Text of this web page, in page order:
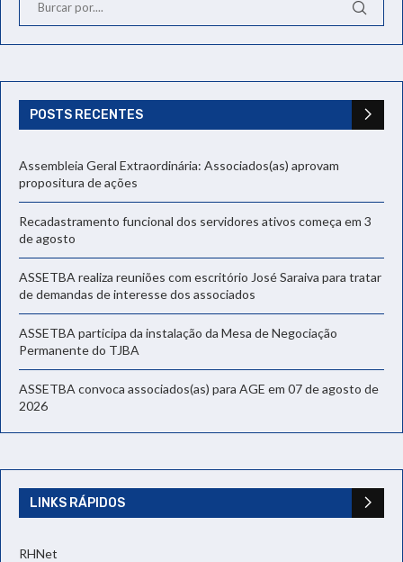
POSTS RECENTES
Assembleia Geral Extraordinária: Associados(as) aprovam
propositura de ações
Recadastramento funcional dos servidores ativos começa em 3
de agosto
ASSETBA realiza reuniões com escritório José Saraiva para tratar
de demandas de interesse dos associados
ASSETBA participa da instalação da Mesa de Negociação
Permanente do TJBA
ASSETBA convoca associados(as) para AGE em 07 de agosto de
2026
LINKS RÁPIDOS
RHNet